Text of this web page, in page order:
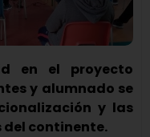
en el proyecto
y alumnado se
y las
del continente.